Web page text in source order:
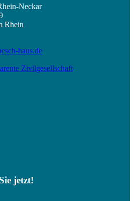
Neckar
Rhein
haus.de
jetzt!